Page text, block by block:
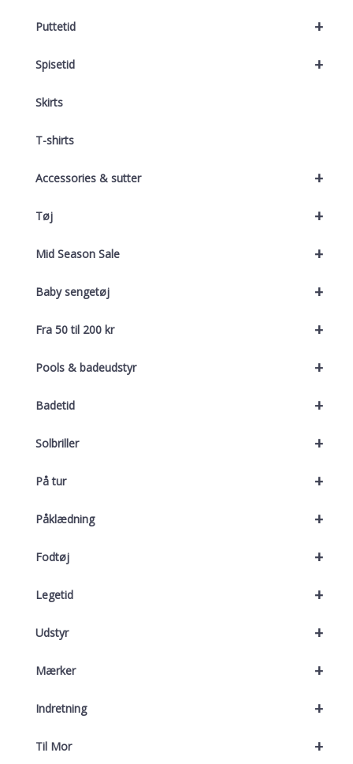
+
Puttetid
+
Spisetid
Skirts
T-shirts
+
Accessories & sutter
+
Tøj
+
Mid Season Sale
+
Baby sengetøj
+
Fra 50 til 200 kr
+
Pools & badeudstyr
+
Badetid
+
Solbriller
+
På tur
+
Påklædning
+
Fodtøj
+
Legetid
+
Udstyr
+
Mærker
+
Indretning
+
Til Mor